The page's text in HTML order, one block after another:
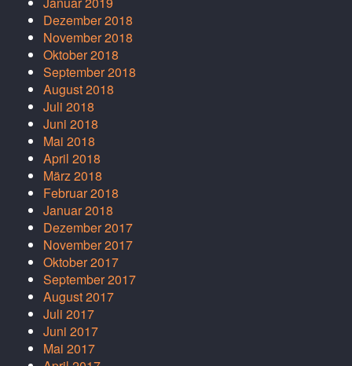
Dezember 2018
November 2018
Oktober 2018
September 2018
August 2018
Juli 2018
Juni 2018
Mai 2018
April 2018
März 2018
Februar 2018
Januar 2018
Dezember 2017
November 2017
Oktober 2017
September 2017
August 2017
Juli 2017
Juni 2017
Mai 2017